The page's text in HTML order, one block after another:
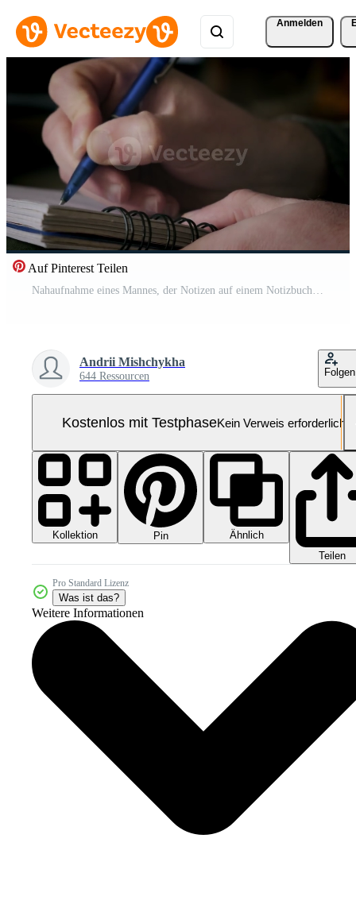
Anmelden
Auf Pinterest Teilen
Nahaufnahme eines Mannes, der Notizen auf einem Notizbuch schreibt Pro Video
Andrii Mishchykha
644 Ressourcen Folgen
Kostenlos mit TestphaseKein Verweis erforderlich
Kollektion Pin
Ähnlich
Teilen
Pro Standard Lizenz
Was ist das?
Weitere Informationen